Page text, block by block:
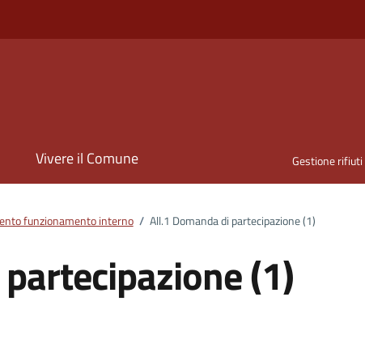
Vivere il Comune Gestione rifiuti
funzionamento interno / All.1 Domanda di partecipazione (1)
(1)